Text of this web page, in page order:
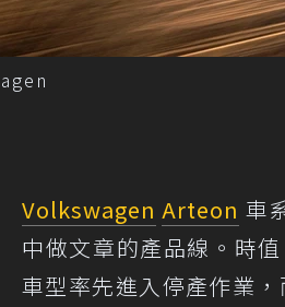
Volkswagen Arteon 車
中做文章的產品線。時
車型率先進入停產作業